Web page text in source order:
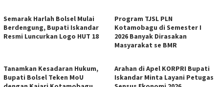
Semarak Harlah Bolsel Mulai
Berdengung, Bupati Iskandar
Resmi Luncurkan Logo HUT 18
Program TJSL PLN
Kotamobagu di Semester I
2026 Banyak Dirasakan
Masyarakat se BMR
Tanamkan Kesadaran Hukum,
Bupati Bolsel Teken MoU
Arahan di Apel KORPRI Bupati
Iskandar Minta Layani Petugas